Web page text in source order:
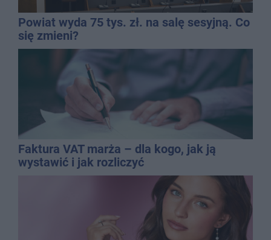
Powiat wyda 75 tys. zł. na salę sesyjną. Co
się zmieni?
Faktura VAT marża – dla kogo, jak ją
wystawić i jak rozliczyć